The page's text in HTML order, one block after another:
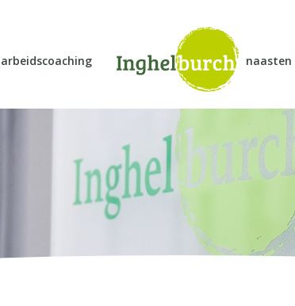
arbeidscoaching naasten